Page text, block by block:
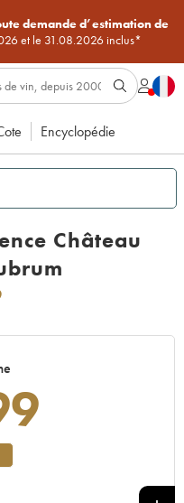
demande d’estimation de
et le 31.08.2026 inclus*
Encyclopédie
Château